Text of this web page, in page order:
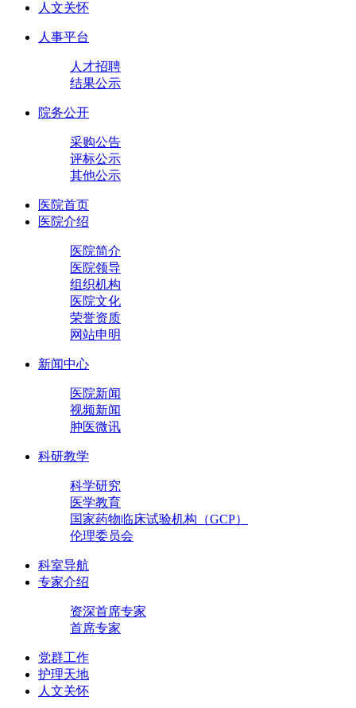
人文关怀
人事平台
人才招聘
结果公示
院务公开
采购公告
评标公示
其他公示
医院首页
医院介绍
医院简介
医院领导
组织机构
医院文化
荣誉资质
网站申明
新闻中心
医院新闻
视频新闻
肿医微讯
科研教学
科学研究
医学教育
国家药物临床试验机构（GCP）
伦理委员会
科室导航
专家介绍
资深首席专家
首席专家
党群工作
护理天地
人文关怀